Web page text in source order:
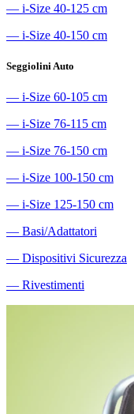
― i-Size 40-125 cm
― i-Size 40-150 cm
Seggiolini Auto
― i-Size 60-105 cm
― i-Size 76-115 cm
― i-Size 76-150 cm
― i-Size 100-150 cm
― i-Size 125-150 cm
― Basi/Adattatori
― Dispositivi Sicurezza
― Rivestimenti